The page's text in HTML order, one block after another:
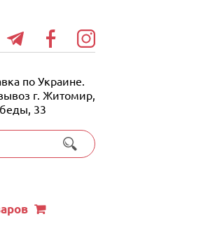
по Украине.
г. Житомир,
33